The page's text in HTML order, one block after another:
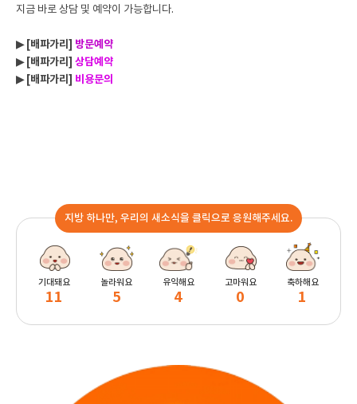
지금 바로 상담 및 예약이 가능합니다.
▶ [배파가리] 방문예약
▶ [배파가리] 상담예약
▶ [배파가리] 비용문의
지방 하나만, 우리의 새소식을 클릭으로 응원해주세요.
기대돼요
11
놀라워요
5
유익해요
4
고마워요
0
축하해요
1